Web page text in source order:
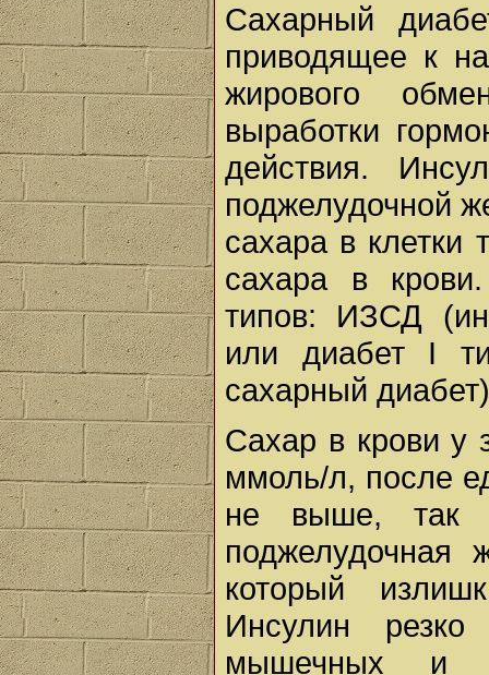
Сахарный
приводящее к
жирового
выработки
действия.
поджелудочной
сахара в клетки
сахара в
типов: ИЗСД
или диабет I
сахарный
Сахар в крови у
ммоль/л, после
не выше, так
поджелудочная
который
Инсулин резко
мышечных и